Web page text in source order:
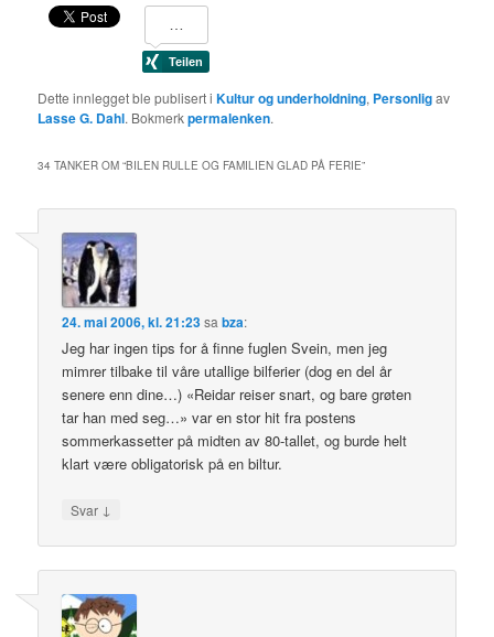
Dette innlegget ble publisert iKultur og underholdning, Personligav
Lasse G. Dahl. Bokmerkpermalenken.
34 TANKER OM “BILEN RULLE OG FAMILIEN GLAD PÅ FERIE”
24. mai 2006, kl. 21:23sa bza:
Jeg har ingen tips for å finne fuglen Svein, men jeg
mimrer tilbake til våre utallige bilferier (dog en del år
senere enn dine…) «Reidar reiser snart, og bare grøten
tar han med seg…» var en stor hit fra postens
sommerkassetter på midten av 80-tallet, og burde helt
klart være obligatorisk på en biltur.
Svar ↓